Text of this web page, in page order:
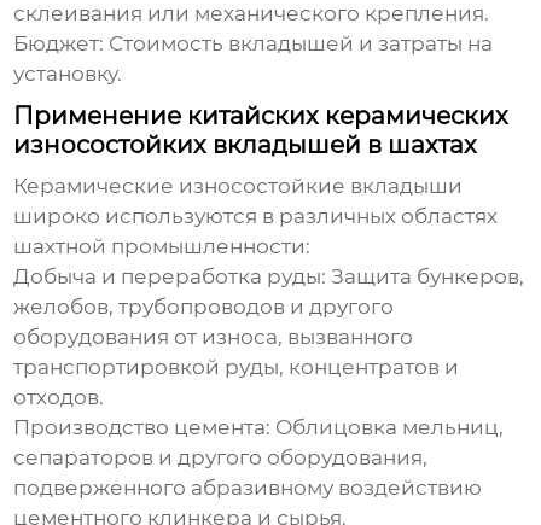
склеивания или механического крепления.
Бюджет: Стоимость вкладышей и затраты на
установку.
Применение китайских керамических
износостойких вкладышей в шахтах
Керамические износостойкие вкладыши
широко используются в различных областях
шахтной промышленности:
Добыча и переработка руды: Защита бункеров,
желобов, трубопроводов и другого
оборудования от износа, вызванного
транспортировкой руды, концентратов и
отходов.
Производство цемента: Облицовка мельниц,
сепараторов и другого оборудования,
подверженного абразивному воздействию
цементного клинкера и сырья.